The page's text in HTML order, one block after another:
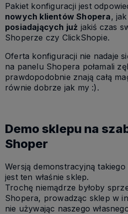
Pakiet konfiguracji jest
nowych klientów Shopera,
posiadających już jakiś czas
Shoperze czy ClickShopie.
Oferta konfiguracji nie nadaje
na panelu Shopera połamali
prawdopodobnie znają całą
równie dobrze jak my :).
Demo sklepu na
Shoper
Wersją demonstracyjną
jest ten właśnie sklep.
Trochę niemądrze byłoby
Shopera, prowadząc sklep w
nie używając naszego